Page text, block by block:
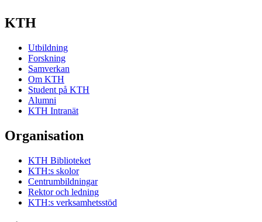
KTH
Utbildning
Forskning
Samverkan
Om KTH
Student på KTH
Alumni
KTH Intranät
Organisation
KTH Biblioteket
KTH:s skolor
Centrumbildningar
Rektor och ledning
KTH:s verksamhetsstöd